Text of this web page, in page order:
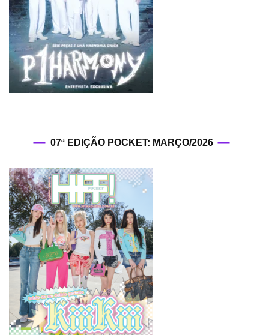
07ª EDIÇÃO POCKET: MARÇO/2026